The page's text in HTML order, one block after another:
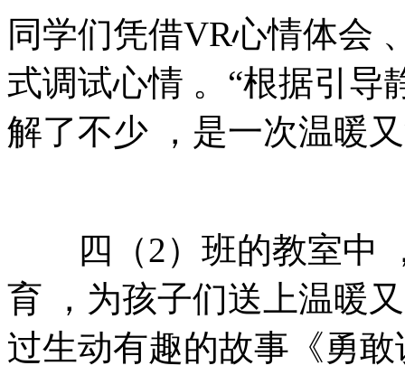
同学们凭借VR心情体会
式调试心情 。“根据引
解了不少 ，是一次温暖又
四（2）班的教室中
育 ，为孩子们送上温暖
过生动有趣的故事《勇敢